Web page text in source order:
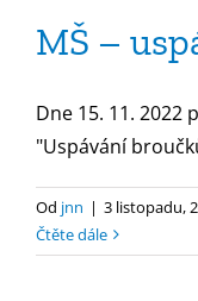
MŠ –
Dne 15. 11. 2022
"Uspávání
Od jnn | 3 listopadu,
Čtěte dále